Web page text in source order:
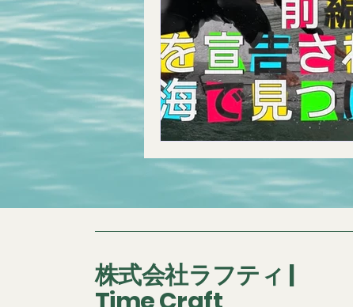
株式会社ラフティ |